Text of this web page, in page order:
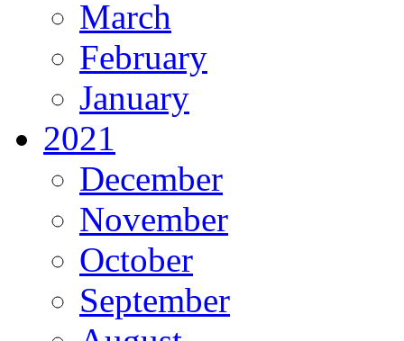
March
February
January
2021
December
November
October
September